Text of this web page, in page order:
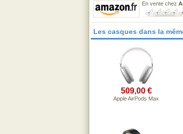
En vente chez
Les casques dans la
509,00 €
Apple AirPods Max